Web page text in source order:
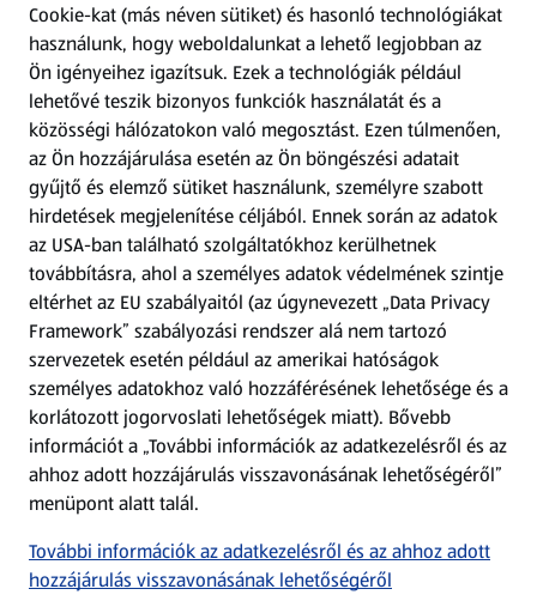
Kérdőív
Fizetési lehetőségek
ALDI utalványok
Árcsökkentés
Adattörlő alkalmazás
Szervizpont
(új oldalon nyílik meg)
Fedezz fel minket az interneten!
Töltsd le az ALDI Magyarország applikációt!
Cookie-kat (más néven sütiket) és hasonló technológiákat
használunk, hogy weboldalunkat a lehető legjobban az
Ön igényeihez igazítsuk. Ezek a technológiák például
lehetővé teszik bizonyos funkciók használatát és a
közösségi hálózatokon való megosztást. Ezen túlmenően,
az Ön hozzájárulása esetén az Ön böngészési adatait
gyűjtő és elemző sütiket használunk, személyre szabott
hirdetések megjelenítése céljából. Ennek során az adatok
az USA-ban található szolgáltatókhoz kerülhetnek
továbbításra, ahol a személyes adatok védelmének szintje
eltérhet az EU szabályaitól (az úgynevezett „Data Privacy
Framework” szabályozási rendszer alá nem tartozó
szervezetek esetén például az amerikai hatóságok
személyes adatokhoz való hozzáférésének lehetősége és a
korlátozott jogorvoslati lehetőségek miatt). Bővebb
információt a „További információk az adatkezelésről és az
ahhoz adott hozzájárulás visszavonásának lehetőségéről”
menüpont alatt talál.
További információk az adatkezelésről és az ahhoz adott
hozzájárulás visszavonásának lehetőségéről